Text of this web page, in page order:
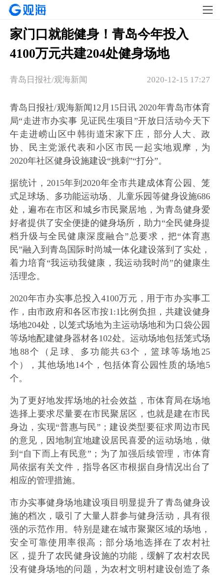
家门口就能健身！青岛今年投入
4100万元共建204处健身场地
2020-12-15 17:27
​青岛日报社/观海新闻
青岛日报社/观海新闻12月15日讯 2020年青岛市体育
局“走进市办实事 见证民生项目”开放日活动今天下
午走进崂山区中韩街道宋家下庄，部分人大、政
协、民主党派代表和小区市民一起实地观摩，为
2020年社区健身设施建设“挑刺”“打分”。
据统计，2015年到2020年全市共建成体育公园、笼
式足球场、多功能运动场、儿童乐园等健身设施686
处，遍布在市区和城乡市民聚居地，为青岛健身爱
好者提供了安全便捷的健身场所，助力“全民健身提
档升级与全民健康深度融合”总要求，把“体育惠
民”融入到青岛国际时尚城一体化建设落到了实处，
着力培育“我运动我健康，我运动我时尚”的健康生
活理念。
2020年市办实事总投入4100万元，用于市办实事工
作，由市政府和各区市按1:1比例负担，共建设健身
场地204处，以笼式场地为主运动场地和为口袋公园
等场地配建健身器材各102处。运动场地包括笼式场
地88个（足球、多功能共63个，篮球等场地25
个），其他场地14个，包括体育公园性质的场地5
个。
为了更好地发挥场地的社会效益，市体育局在场地
选择上要求尽量要在市民聚居区，也就是建在市民
身边，实现“普惠与民”；建设类型要征求周边市民
的意见，因地制宜地建设居民喜爱的运动场地，做
到“自下而上有民意”；为了加强后续管理，市体育
局依据有关文件，指导各区市根据自身情况出台了
相应的管理措施。
市办实事健身场地建设项目明显提升了青岛健身设
施的档次，吸引了大量人群参与健身活动，具有很
强的示范作用。特别是建在城市聚聚区域的场地，
安全可靠使用率很高；部分场地选择在了农村社
区，提升了农民健身设施的功能，缓解了农村农民
没有健身场地的问题，为农村文明村建设创造了条